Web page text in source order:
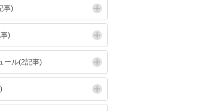
事)
)
ール(2記事)